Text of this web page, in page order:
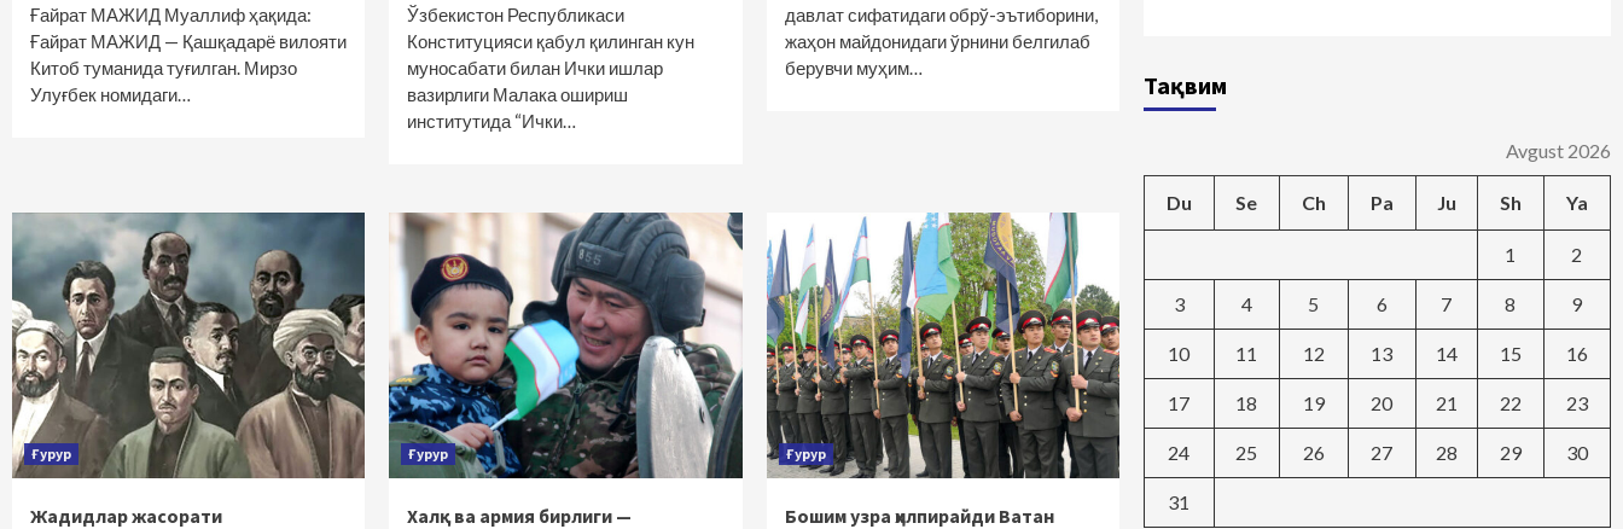
Ғайрат МАЖИД Муаллиф ҳақида:
Ғайрат МАЖИД — Қашқадарё вилояти
Китоб туманида туғилган. Мирзо
Улуғбек номидаги…
Ўзбекистон Республикаси
Конституцияси қабул қилинган кун
муносабати билан Ички ишлар
вазирлиги Малака ошириш
институтида “Ички…
давлат сифатидаги обрў-эътиборини,
жаҳон майдонидаги ўрнини белгилаб
берувчи муҳим…
Ғурур
Жадидлар жасорати
Ғурур
Халқ ва армия бирлиги —
Ғурур
Бошим узра ҳилпирайди Ватан
Тақвим
Avgust 2026
Du Se Ch Pa Ju Sh Ya
1 2
3 4 5 6 7 8 9
10 11 12 13 14 15 16
17 18 19 20 21 22 23
24 25 26 27 28 29 30
31